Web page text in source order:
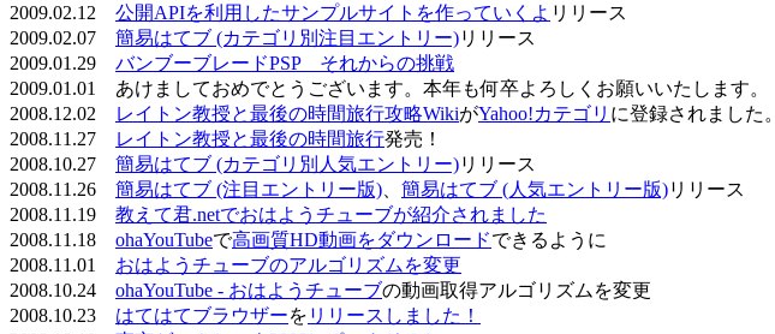
2009.02.12 公開APIを利用したサンプルサイトを作っていくよ リリース
2009.02.07 簡易はてブ (カテゴリ別注目エントリー)リリース
2009.01.29 バンブーブレードPSP それからの挑戦
2009.01.01 あけましておめでとうございます。本年も何卒よろしくお願いいたします。
2008.12.02
レイトン教授と最後の時間旅行攻略WikiがYahoo!カテゴリ に登録されました。
2008.11.27
レイトン教授と最後の時間旅行発売！
2008.10.27 簡易はてブ (カテゴリ別人気エントリー)リリース
2008.11.26 簡易はてブ (注目エントリー版) 簡易はてブ (人気エントリー版)リリース
2008.11.19 教えて君.netでおはようチューブが紹介されました
2008.11.18 ohaYouTubeで高画質HD動画をダウンロードできるように
2008.11.01 おはようチューブのアルゴリズムを変更
2008.10.24 ohaYouTube - おはようチューブの動画取得アルゴリズムを変更
2008.10.23 はてはてブラウザーを リリースしました！